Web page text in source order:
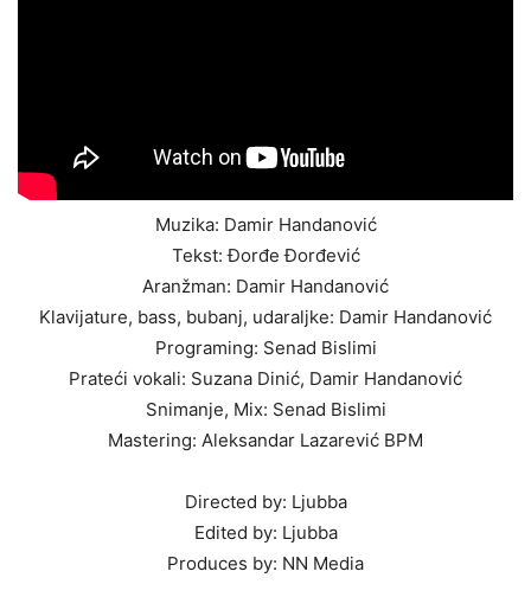
Muzika: Damir Handanović
Tekst: Đorđe Đorđević
Aranžman: Damir Handanović
Klavijature, bass, bubanj, udaraljke: Damir Handanović
Programing: Senad Bislimi
Prateći vokali: Suzana Dinić, Damir Handanović
Snimanje, Mix: Senad Bislimi
Mastering: Aleksandar Lazarević BPM
Directed by: Ljubba
Edited by: Ljubba
Produces by: NN Media